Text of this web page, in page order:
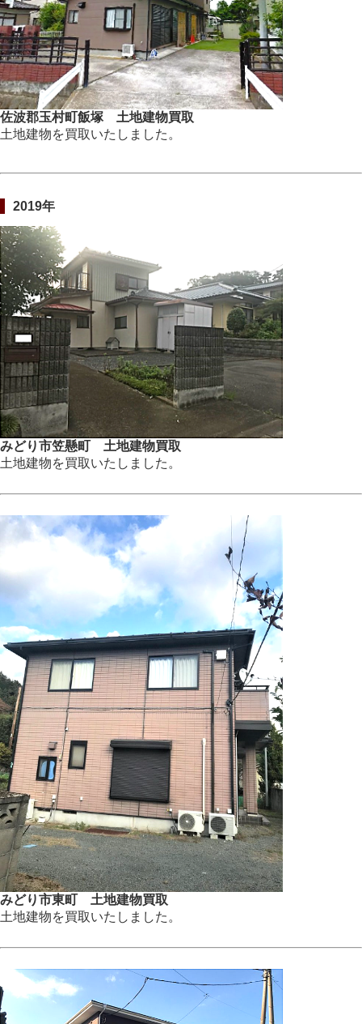
佐波郡玉村町飯塚 土地建物買取
土地建物を買取いたしました。
2019年
みどり市笠懸町 土地建物買取
土地建物を買取いたしました。
みどり市東町 土地建物買取
土地建物を買取いたしました。